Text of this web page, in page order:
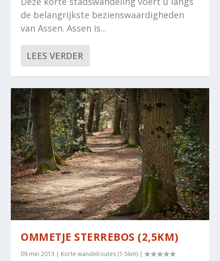
de belangrijkste bezienswaardigheden
van Assen. Assen is...
LEES VERDER
OMMETJE STERREBOS (2,5KM)
09 mei 2013 | Korte wandelroutes (1-5km) |